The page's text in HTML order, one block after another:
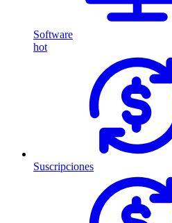
Software
hot
Suscripciones